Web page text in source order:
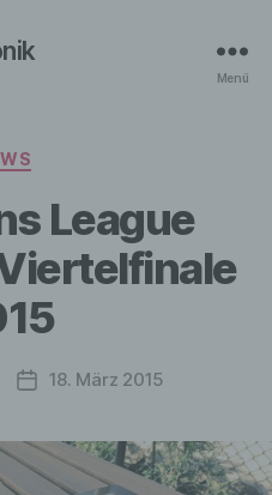
Menü
Kategorien
League
Veröffentlichungsdatum
18. März 2015